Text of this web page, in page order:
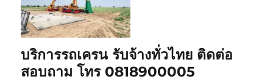
บริการรถเครน รับจ้างทั่วไทย ติดต่อ
สอบถาม โทร 0818900005